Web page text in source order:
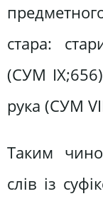
стара:
(СУМ
рука (СУМ
Таким
слів із